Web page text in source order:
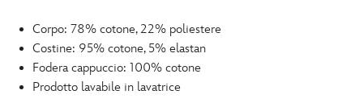
Corpo: 78% cotone, 22% poliestere
Costine: 95% cotone, 5% elastan
Fodera cappuccio: 100% cotone
Prodotto lavabile in lavatrice